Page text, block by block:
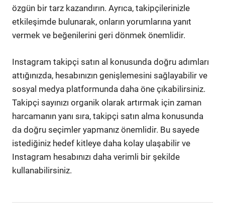
özgün bir tarz kazandırın. Ayrıca, takipçilerinizle
etkileşimde bulunarak, onların yorumlarına yanıt
vermek ve beğenilerini geri dönmek önemlidir.
Instagram takipçi satın al konusunda doğru adımları
attığınızda, hesabınızın genişlemesini sağlayabilir ve
sosyal medya platformunda daha öne çıkabilirsiniz.
Takipçi sayınızı organik olarak artırmak için zaman
harcamanın yanı sıra, takipçi satın alma konusunda
da doğru seçimler yapmanız önemlidir. Bu sayede
istediğiniz hedef kitleye daha kolay ulaşabilir ve
Instagram hesabınızı daha verimli bir şekilde
kullanabilirsiniz.